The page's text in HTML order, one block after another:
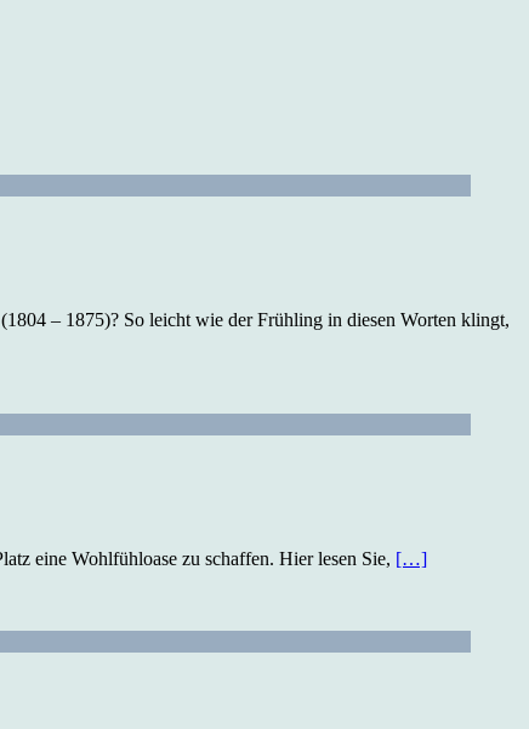
– 1875)? So leicht wie der Frühling in diesen Worten klingt,
eine Wohlfühloase zu schaffen. Hier lesen Sie, […]